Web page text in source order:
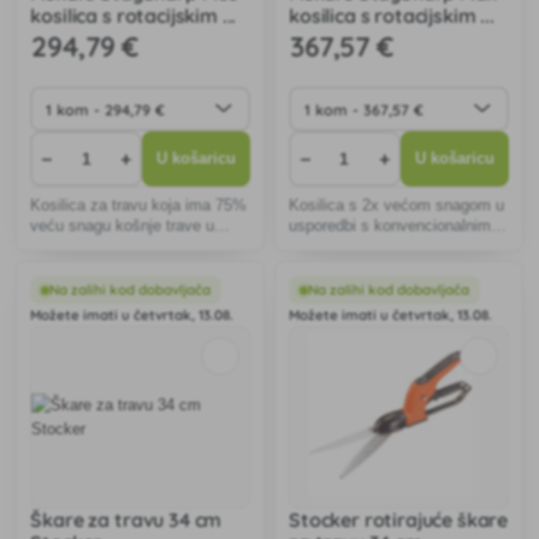
kosilica s rotacijskim ...
294,79 €
− + U košaricu
Kosilica za travu koja ima 75%
veću snagu košnje trave u
kosilica s rotacijskim ...
367,57 €
− + U košaricu
Kosilica s 2x većom snagom u
usporedbi s konvencionalnim
Na zalihi kod dobavljača
Možete imati u četvrtak, 13.08.
Škare za travu 34 cm
Na zalihi kod dobavljača
Možete imati u četvrtak, 13.08.
Stocker rotirajuće škare